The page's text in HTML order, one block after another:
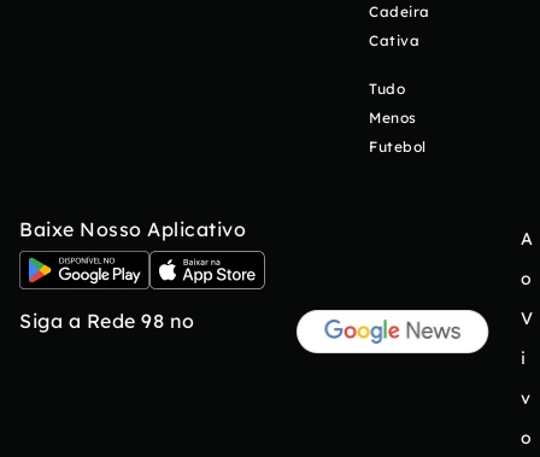
Cadeira
Cativa
Tudo
Menos
Futebol
Baixe Nosso Aplicativo
Siga a Rede 98 no
A
o
V
i
v
o